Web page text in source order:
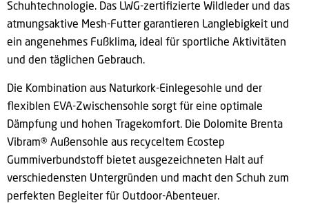
Schuhtechnologie. Das LWG-zertifizierte Wildleder und das
atmungsaktive Mesh-Futter garantieren Langlebigkeit und
ein angenehmes Fußklima, ideal für sportliche Aktivitäten
und den täglichen Gebrauch.
Die Kombination aus Naturkork-Einlegesohle und der
flexiblen EVA-Zwischensohle sorgt für eine optimale
Dämpfung und hohen Tragekomfort. Die Dolomite Brenta
Vibram® Außensohle aus recyceltem Ecostep
Gummiverbundstoff bietet ausgezeichneten Halt auf
verschiedensten Untergründen und macht den Schuh zum
perfekten Begleiter für Outdoor-Abenteuer.